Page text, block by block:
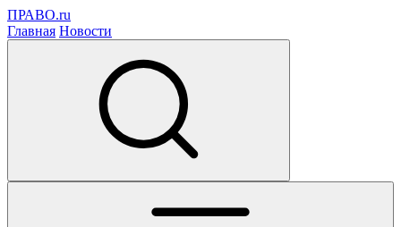
ПРАВО.ru
Главная Новости